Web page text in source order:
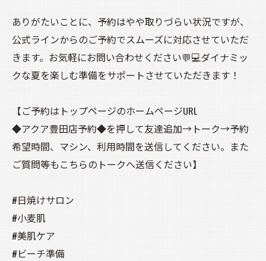
ありがたいことに、予約はやや取りづらい状況ですが、
公式ラインからのご予約でスムーズに対応させていただ
きます。お気軽にお問い合わせください💬💻ダイナミッ
クな夏を楽しむ準備をサポートさせていただきます！
【ご予約はトップページのホームページURL
◆アクア豊田店予約◆を押して友達追加→トーク→予約
希望時間、マシン、利用時間を送信してください。また
ご質問等もこちらのトークへ送信ください】
#日焼けサロン
#小麦肌
#美肌ケア
#ビーチ準備